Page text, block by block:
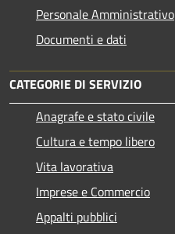
Personale Amministrativo
Documenti e dati
CATEGORIE DI SERVIZIO
Anagrafe e stato civile
Cultura e tempo libero
Vita lavorativa
Imprese e Commercio
Appalti pubblici